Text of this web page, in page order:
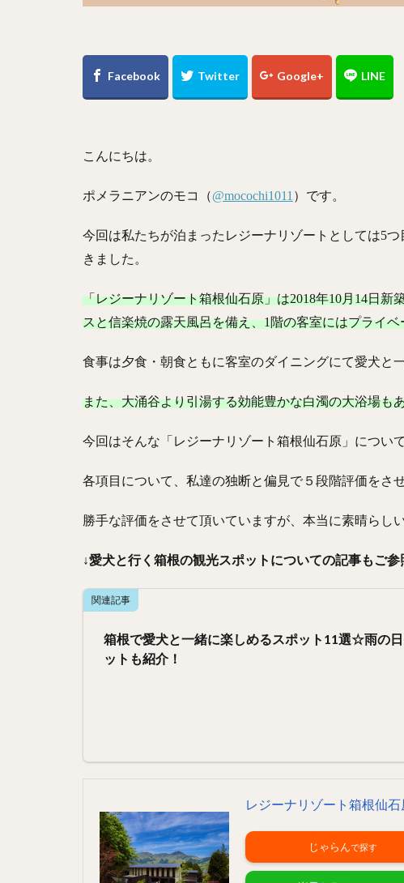
こんにちは。
ポメラニアンのモコ（@mocochi1011 ）です。
今回は私たちが泊まったレジーナリゾートとしては5
きました。
「レジーナリゾート箱根仙石原」は2018年10月14日
スと信楽焼の露天風呂を備え、1階の客室にはプライ
食事は夕食・朝食ともに客室のダイニングにて愛犬と
また、大涌谷より引湯する効能豊かな白濁の大浴場も
今回はそんな「レジーナリゾート箱根仙石原」につい
各項目について、私達の独断と偏見で５段階評価をさ
勝手な評価をさせて頂いていますが、本当に素晴らし
↓愛犬と行く箱根の観光スポットについての記事もご参
関連記事
箱根で愛犬と一緒に楽しめるスポット11選☆雨の
ットも紹介！
レジーナリゾート箱根仙石
じゃらん